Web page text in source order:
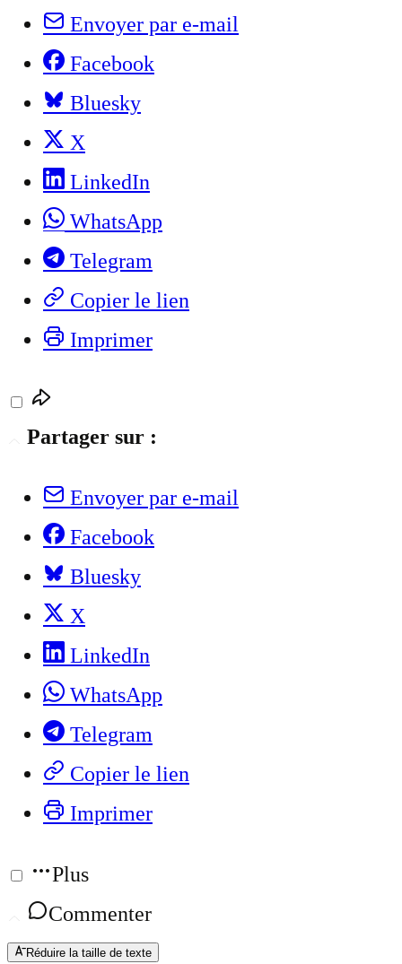
Envoyer par e-mail
Facebook
Bluesky
X
LinkedIn
WhatsApp
Telegram
Copier le lien
Imprimer
Partager sur :
Envoyer par e-mail
Facebook
Bluesky
X
LinkedIn
WhatsApp
Telegram
Copier le lien
Imprimer
Plus
Commenter
Réduire la taille de texte